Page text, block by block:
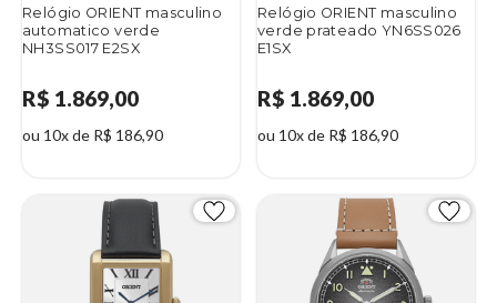
Relógio ORIENT masculino
automatico verde
NH3SS017 E2SX
R$ 1.869,00
ou 10x de R$ 186,90
Relógio ORIENT masculino
verde prateado YN6SS026
E1SX
R$ 1.869,00
ou 10x de R$ 186,90